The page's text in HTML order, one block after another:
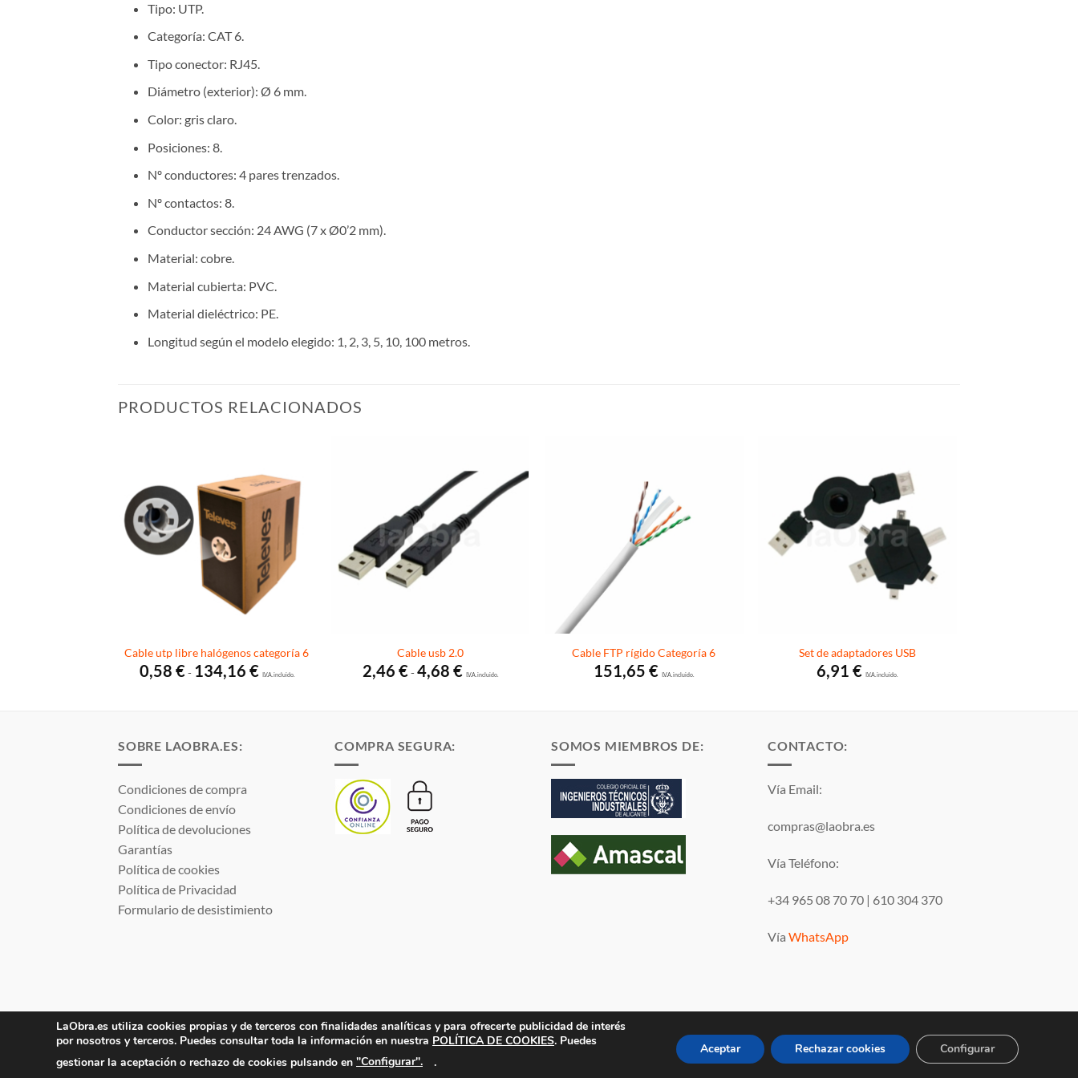
Tipo: UTP.
Categoría: CAT 6.
Tipo conector: RJ45.
Diámetro (exterior): Ø 6 mm.
Color: gris claro.
Posiciones: 8.
Nº conductores: 4 pares trenzados.
Nº contactos: 8.
Conductor sección: 24 AWG (7 x Ø0’2 mm).
Material: cobre.
Material cubierta: PVC.
Material dieléctrico: PE.
Longitud según el modelo elegido: 1, 2, 3, 5, 10, 100 metros.
PRODUCTOS RELACIONADOS
Cable utp libre halógenos categoría 6
0,58 €- 134,16 €Rango
de
I.V.A. incluido.
Cable usb 2.0
2,46 €-4,68 €Rango
de
I.V.A. incluido.
Cable FTP rígido Categoría 6
151,65€ I.V.A. incluido.
Set de adaptadores USB
6,91€ I.V.A. incluido.
SOBRE LAOBRA.ES:
Condiciones de compra
Condiciones de envío
Política de devoluciones
Garantías
Política de cookies
Política de Privacidad
Formulario de desistimiento
COMPRA SEGURA: SOMOS MIEMBROS DE: CONTACTO:
Vía Email:
compras@laobra.es
Vía Teléfono:
+34 965 08 70 70 | 610 304 370
Vía WhatsApp
Visa PayPal MasterCard
Electro JJ San Juan, S.L. | B53077459 | Inscrita en el Registro Mercantil de Alicante Tomo 1869. Folio 132 Hoja A-35683.
LaObra.es utiliza cookies propias y de terceros con finalidades analíticas y para ofrecerte publicidad de interés
por nosotros y terceros. Puedes consultar toda la información en nuestra POLÍTICA DE COOKIES. Puedes
gestionar la aceptación o rechazo de cookies pulsando en "Configurar". .
Aceptar Rechazar cookies Configurar